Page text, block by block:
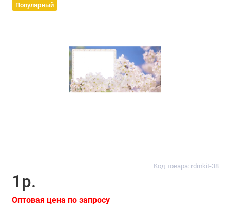
Популярный
Код товара: rdmkit-38
1р.
Оптовая цена по запросу